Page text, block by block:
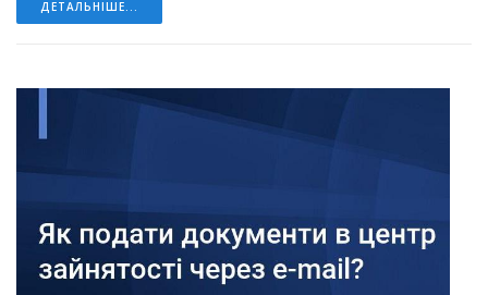
ДЕТАЛЬНІШЕ...